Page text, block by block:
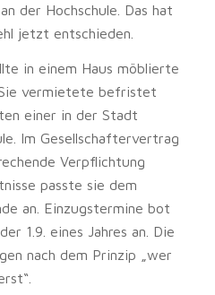
der Hochschule. Das hat
jetzt entschieden.
in einem Haus möblierte
vermietete befristet
einer in der Stadt
Im Gesellschaftervertrag
Verpflichtung
passte sie dem
an. Einzugstermine bot
1.9. eines Jahres an. Die
nach dem Prinzip „wer